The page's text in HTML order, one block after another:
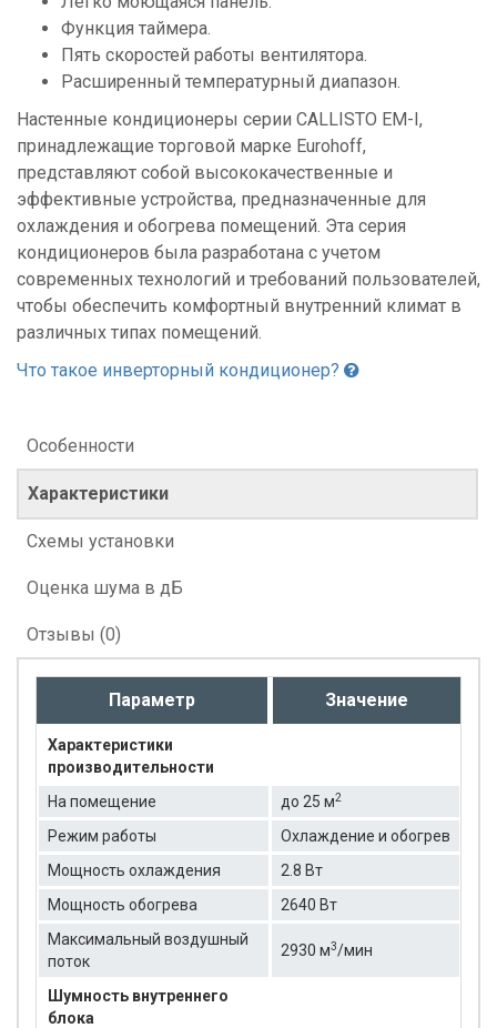
Функция таймера.
Пять скоростей работы вентилятора.
Расширенный температурный диапазон.
Настенные кондиционеры серии CALLISTO EM-I,
принадлежащие торговой марке Eurohoff,
представляют собой высококачественные и
эффективные устройства, предназначенные для
охлаждения и обогрева помещений. Эта серия
кондиционеров была разработана с учетом
современных технологий и требований пользователей,
чтобы обеспечить комфортный внутренний климат в
различных типах помещений.
Что такое инверторный кондиционер?
Особенности
Характеристики
Схемы установки
Оценка шума в дБ
Отзывы (0)
Параметр Значение
Характеристики
производительности
На помещение
до 25 м2
Режим работы
Охлаждение и обогрев
Мощность охлаждения
2.8 Вт
Мощность обогрева
2640 Вт
Максимальный воздушный
поток
2930 м3/мин
Шумность внутреннего
блока